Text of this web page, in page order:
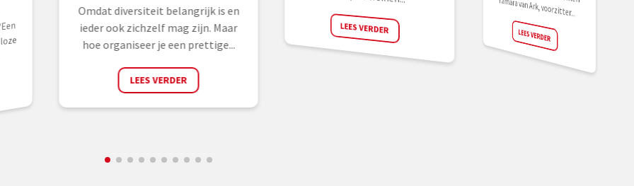
Omdat diversiteit belangrijk is en
ieder ook zichzelf mag zijn. Maar
hoe organiseer je een prettige...
LEES VERDER
LEES VERDER
Tamara van Ark, voorzitter...
LEES VERDER